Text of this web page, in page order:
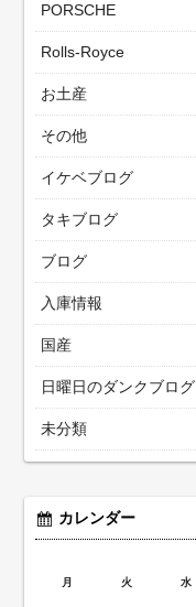
PORSCHE
Rolls-Royce
お土産
その他
イケベブログ
タキブログ
ブログ
入庫情報
国産
日曜日のダンクブログ
未分類
カレンダー
月 火 水